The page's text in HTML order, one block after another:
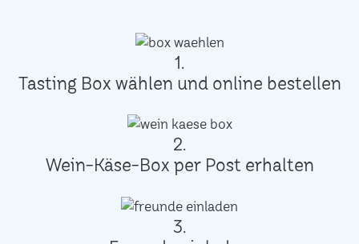
1.
Tasting Box wählen und online bestellen
2.
Wein-Käse-Box per Post erhalten
3.